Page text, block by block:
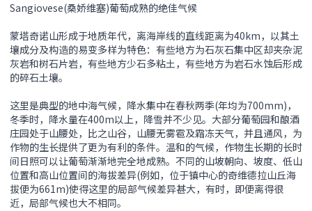
Sangiovese(桑娇维塞)葡萄成熟的绝佳气候
蒙塔奇诺山形成于地质年代，离海岸线的直线距离为40km，以其土
壤成分及构造的易变多样为特色：有些地方为石灰石集中区却夹杂泥
灰岩和树石片岩，有些地方少石多粘土，有些地方为岩石水蚀后形成
的碎石土壤。
这里是典型的地中海气候，降水集中在春秋两季(年均为700mm)，
冬季时，降水量在400m以上，降雪并不少见。大部分葡萄园和酿酒
庄园处于山腰处，比之山谷，山腰无雾雹及霜冻天气，并且通风，为
作物的生长提供了更为有利的条件。温和的气候，作物生长期的长时
间日照可以让葡萄渐渐地完全地成熟。不同的山坡朝向、坡度、低山
位置和高山位置间的海拔差异(例如，位于镇中心的奇维德拉山丘海
拔便为661m)使得这里的局部气候差异甚大，有时，即便离得很
近，局部气候也大不相同。